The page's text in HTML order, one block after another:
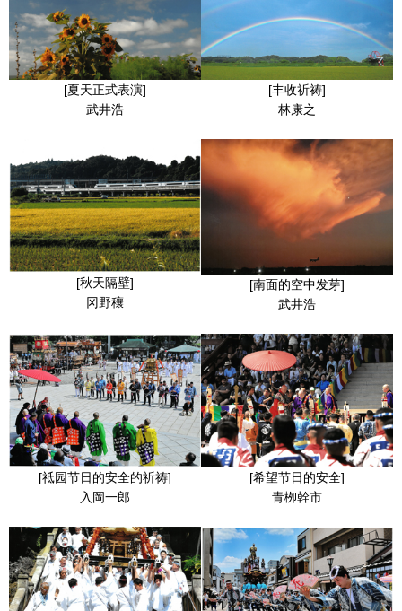
[夏天正式表演]
武井浩
[丰收祈祷]
林康之
[秋天隔壁]
冈野穰
[南面的空中发芽]
武井浩
[祗园节日的安全的祈祷]
入岡一郎
[希望节日的安全]
青栁幹市